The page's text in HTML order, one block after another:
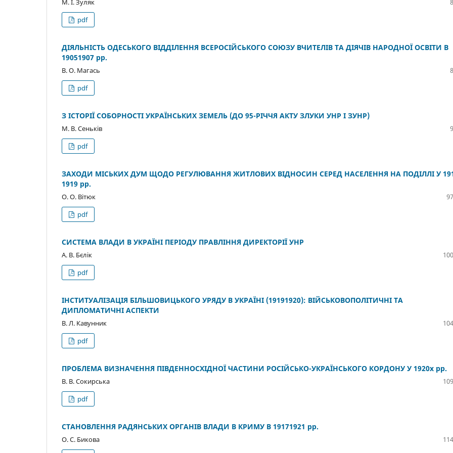
М. І. Зуляк
pdf
ДІЯЛЬНІСТЬ ОДЕСЬКОГО ВІДДІЛЕННЯ ВСЕРОСІЙСЬКОГО СОЮЗУ ВЧИТЕЛІВ ТА ДІЯЧІВ НАРОДНОЇ ОСВІТИ В
19051907 рр.
В. О. Магась
pdf
З ІСТОРІЇ СОБОРНОСТІ УКРАЇНСЬКИХ ЗЕМЕЛЬ (ДО 95-РІЧЧЯ АКТУ ЗЛУКИ УНР І ЗУНР)
М. В. Сеньків
pdf
ЗАХОДИ МІСЬКИХ ДУМ ЩОДО РЕГУЛЮВАННЯ ЖИТЛОВИХ ВІДНОСИН СЕРЕД НАСЕЛЕННЯ НА ПОДІЛЛІ У
1919 рр.
О. О. Вітюк
pdf
СИСТЕМА ВЛАДИ В УКРАЇНІ ПЕРІОДУ ПРАВЛІННЯ ДИРЕКТОРІЇ УНР
А. В. Бєлік
pdf
ІНСТИТУАЛІЗАЦІЯ БІЛЬШОВИЦЬКОГО УРЯДУ В УКРАЇНІ (19191920): ВІЙСЬКОВОПОЛІТИЧНІ ТА
ДИПЛОМАТИЧНІ АСПЕКТИ
В. Л. Кавунник
pdf
ПРОБЛЕМА ВИЗНАЧЕННЯ ПІВДЕННОСХІДНОЇ ЧАСТИНИ РОСІЙСЬКО-УКРАЇНСЬКОГО КОРДОНУ У 1920х рр.
В. В. Сокирська
pdf
СТАНОВЛЕННЯ РАДЯНСЬКИХ ОРГАНІВ ВЛАДИ В КРИМУ В 19171921 рр.
О. С. Бикова